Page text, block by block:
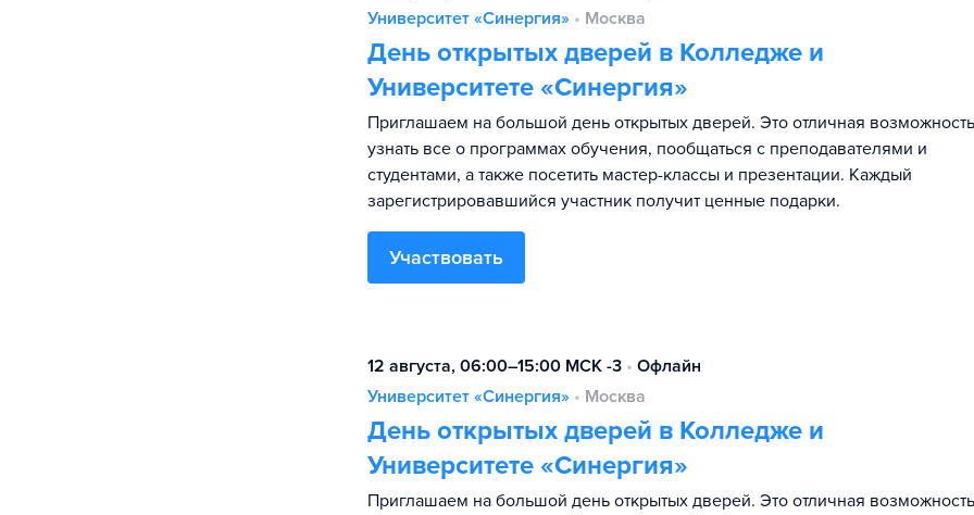
Университет «Синергия» • Москва
День открытых дверей в Колледже и
Университете «Синергия»
Приглашаем на большой день открытых дверей. Это отличная возможность
узнать все о программах обучения, пообщаться с преподавателями и
студентами, а также посетить мастер-классы и презентации. Каждый
зарегистрировавшийся участник получит ценные подарки.
Участвовать
12 августа, 06:00–15:00 МСК -3 • Офлайн
Университет «Синергия» • Москва
День открытых дверей в Колледже и
Университете «Синергия»
Приглашаем на большой день открытых дверей. Это отличная возможность